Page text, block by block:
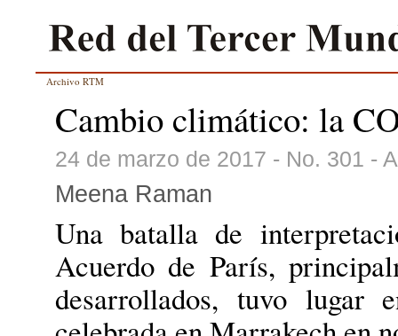
Archivo RTM
Cambio climático: la
24 de marzo de 2017 - No. 301 -
Meena Raman
Una batalla de
Acuerdo de París,
desarrollados, tuvo lugar